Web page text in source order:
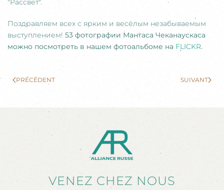
"Рассвет".
Поздравляем всех с ярким и весёлым незабываемым
выступлением! 53 фотографии Мантаса Чеканаускаса
можно посмотреть в нашем фотоальбоме на FLICKR.
PRÉCÉDENT SUIVANT
VENEZ CHEZ NOUS